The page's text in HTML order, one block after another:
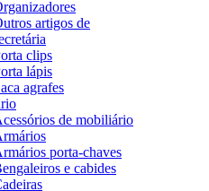
artigos de
clips
lápis
agrafes
de mobiliário
porta-chaves
e cabides